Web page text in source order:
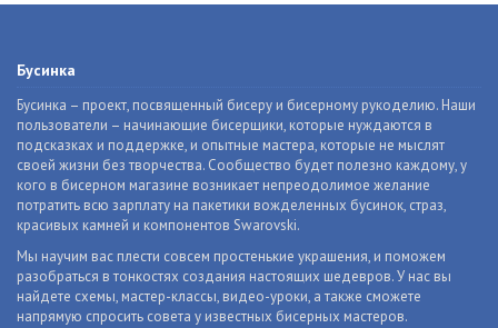
Бусинка
Бусинка – проект, посвященный бисеру и бисерному рукоделию. Наши
пользователи – начинающие бисерщики, которые нуждаются в
подсказках и поддержке, и опытные мастера, которые не мыслят
своей жизни без творчества. Сообщество будет полезно каждому, у
кого в бисерном магазине возникает непреодолимое желание
потратить всю зарплату на пакетики вожделенных бусинок, страз,
красивых камней и компонентов Swarovski.
Мы научим вас плести совсем простенькие украшения, и поможем
разобраться в тонкостях создания настоящих шедевров. У нас вы
найдете схемы, мастер-классы, видео-уроки, а также сможете
напрямую спросить совета у известных бисерных мастеров.